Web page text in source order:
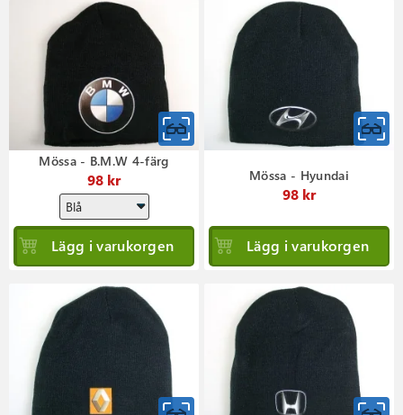
Mössa - B.M.W 4-färg
98 kr
Lägg i varukorgen
Mössa - Hyundai
98 kr
Lägg i varukorgen